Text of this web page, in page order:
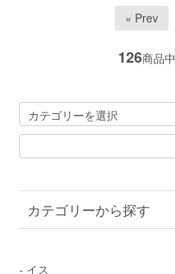
« Prev
126商品中
カテゴリーから探す
- イス